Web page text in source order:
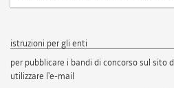
istruzioni per gli enti
per pubblicare i bandi di concorso sul sito
utilizzare l'e-mail